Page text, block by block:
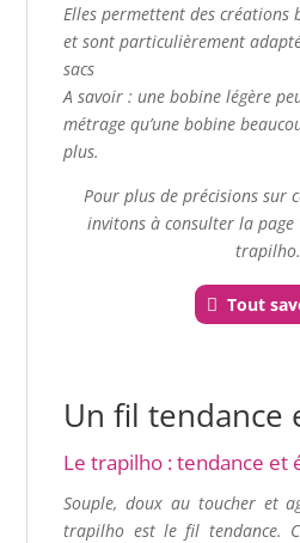
Elles permettent des créations
et sont particulièrement
sacs
A savoir : une bobine légère
métrage qu’une bobine
plus.
Pour plus de précisions sur
invitons à consulter la page
trapilho.
Tout
Un fil tendance
Le trapilho : tendance et
Souple, doux au toucher et
trapilho est le fil tendance.